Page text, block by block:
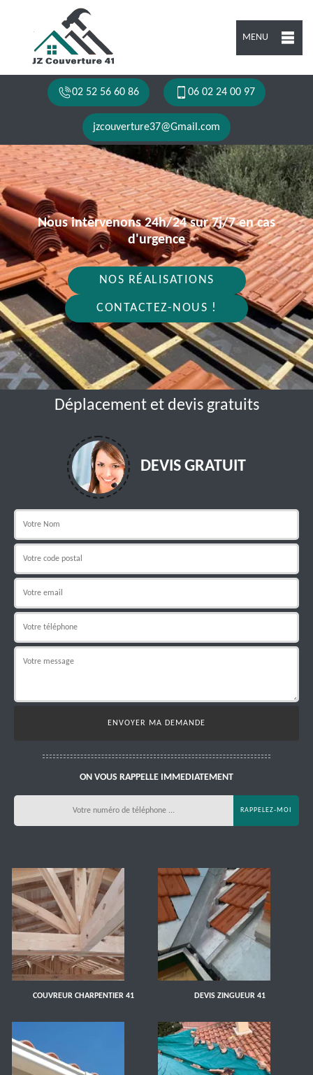
MENU
02 52 56 60 86 06 02 24 00 97
jzcouverture37@Gmail.com
Nous intervenons 24h/24 sur 7j/7 en cas
d'urgence
NOS RÉALISATIONS
CONTACTEZ-NOUS !
Déplacement et devis gratuits
DEVIS GRATUIT
ON VOUS RAPPELLE IMMEDIATEMENT
COUVREUR CHARPENTIER 41 DEVIS ZINGUEUR 41